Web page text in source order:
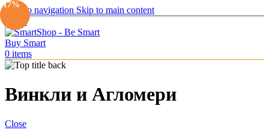
Skip to navigation Skip to main content
0 items
Винкли и Агломери
Close
-17%